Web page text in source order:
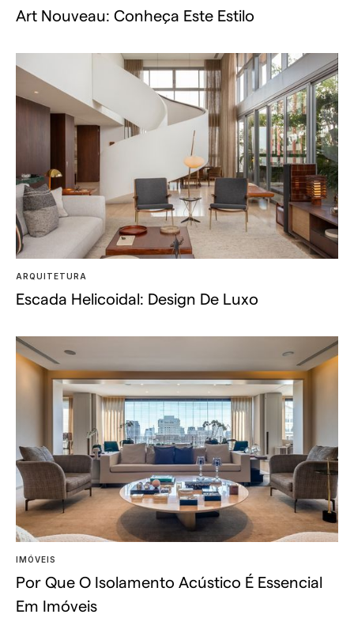
Art Nouveau: Conheça Este Estilo
ARQUITETURA
Escada Helicoidal: Design De Luxo
IMÓVEIS
Por Que O Isolamento Acústico É Essencial
Em Imóveis